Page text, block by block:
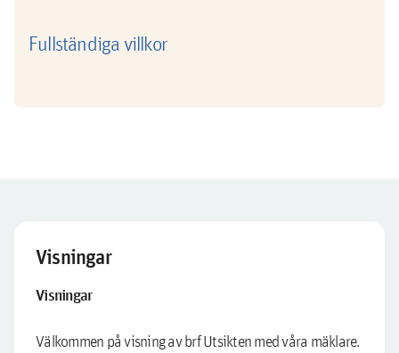
Fullständiga villkor
Visningar
Visningar
Välkommen på visning av brf Utsikten med våra mäklare.